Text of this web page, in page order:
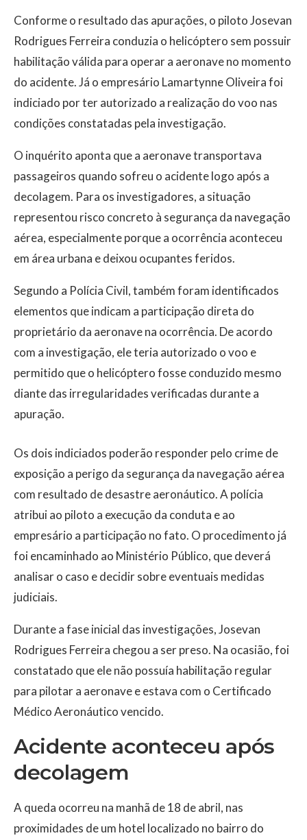
Conforme o resultado das apurações, o piloto Josevan
Rodrigues Ferreira conduzia o helicóptero sem possuir
habilitação válida para operar a aeronave no momento
do acidente. Já o empresário Lamartynne Oliveira foi
indiciado por ter autorizado a realização do voo nas
condições constatadas pela investigação.
O inquérito aponta que a aeronave transportava
passageiros quando sofreu o acidente logo após a
decolagem. Para os investigadores, a situação
representou risco concreto à segurança da navegação
aérea, especialmente porque a ocorrência aconteceu
em área urbana e deixou ocupantes feridos.
Segundo a Polícia Civil, também foram identificados
elementos que indicam a participação direta do
proprietário da aeronave na ocorrência. De acordo
com a investigação, ele teria autorizado o voo e
permitido que o helicóptero fosse conduzido mesmo
diante das irregularidades verificadas durante a
apuração.
Os dois indiciados poderão responder pelo crime de
exposição a perigo da segurança da navegação aérea
com resultado de desastre aeronáutico. A polícia
atribui ao piloto a execução da conduta e ao
empresário a participação no fato. O procedimento já
foi encaminhado ao Ministério Público, que deverá
analisar o caso e decidir sobre eventuais medidas
judiciais.
Durante a fase inicial das investigações, Josevan
Rodrigues Ferreira chegou a ser preso. Na ocasião, foi
constatado que ele não possuía habilitação regular
para pilotar a aeronave e estava com o Certificado
Médico Aeronáutico vencido.
Acidente aconteceu após
decolagem
A queda ocorreu na manhã de 18 de abril, nas
proximidades de um hotel localizado no bairro do